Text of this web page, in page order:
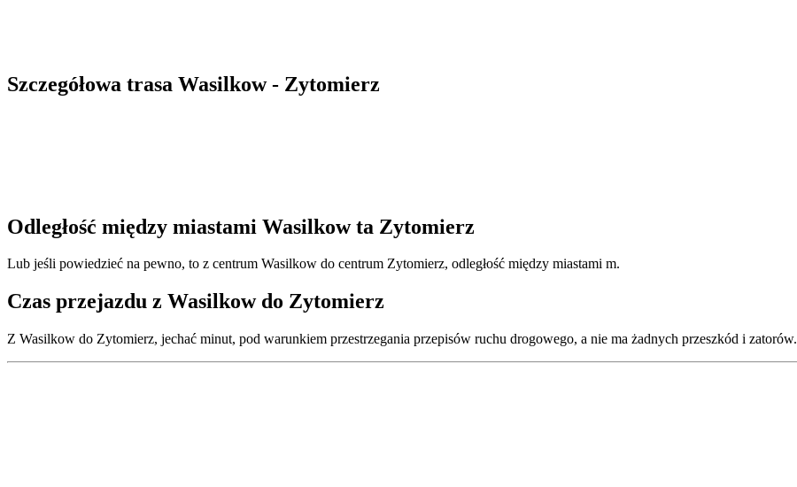
Szczegółowa trasa Wasilkow - Zytomierz
Odległość między miastami Wasilkow ta Zytomierz
Lub jeśli powiedzieć na pewno, to z centrum Wasilkow do centrum Zytomierz, odległość między miastami m.
Czas przejazdu z Wasilkow do Zytomierz
Z Wasilkow do Zytomierz, jechać minut, pod warunkiem przestrzegania przepisów ruchu drogowego, a nie ma żadnych przeszkód i zatorów.